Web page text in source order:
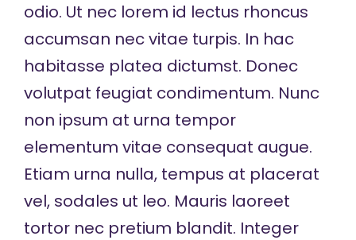
odio. Ut nec lorem id lectus rhoncus
accumsan nec vitae turpis. In hac
habitasse platea dictumst. Donec
volutpat feugiat condimentum. Nunc
non ipsum at urna tempor
elementum vitae consequat augue.
Etiam urna nulla, tempus at placerat
vel, sodales ut leo. Mauris laoreet
tortor nec pretium blandit. Integer